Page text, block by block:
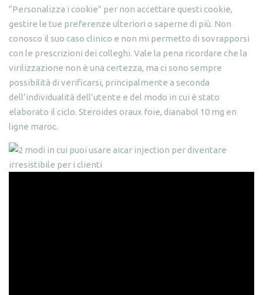
“Personalizza i cookie” per non accettare questi cookie,
gestire le tue preferenze ulteriori o saperne di più. Non
conosco il suo caso clinico e non mi permetto di sovrapporsi
con le prescrizioni dei colleghi. Vale la pena ricordare che la
virilizzazione non è una certezza, ma ci sono sempre
possibilità di verificarsi, principalmente a seconda
dell’individualità dell’utente e del modo in cui è stato
elaborato il ciclo. Steroides oraux foie, dianabol 10 mg en
ligne maroc.